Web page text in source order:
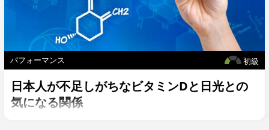
初級
パフォーマンス
日本人が不足しがちなビタミンDと日光との
気になる関係